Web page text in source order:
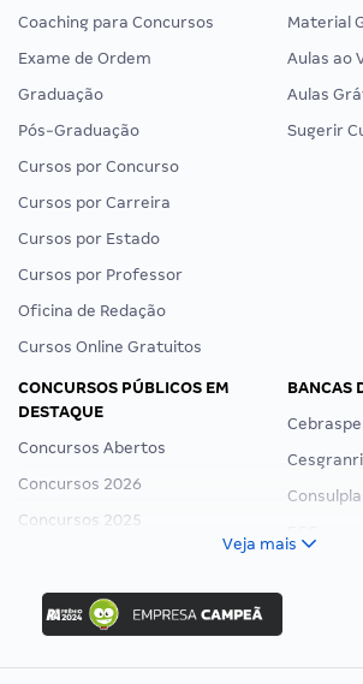
Coaching para Concursos
Exame de Ordem
Graduação
Pós-Graduação
Cursos por Concurso
Cursos por Carreira
Cursos por Estado
Cursos por Professor
Oficina de Redação
Cursos Online Gratuitos
Material
Aulas ao
Aulas
Sugerir
CONCURSOS PÚBLICOS EM
DESTAQUE
Concursos Abertos
Concursos 2026
Concursos 2025
Concurso Ibama
Concurso MPU
Editais publicados
BANCAS
Cebraspe
Veja mais